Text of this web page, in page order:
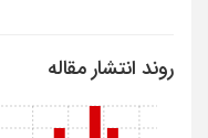
روند انتشار مقاله